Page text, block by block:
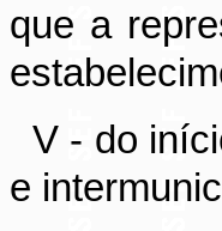
que a
V - do
e